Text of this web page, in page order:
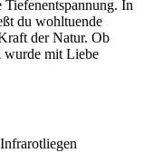
In
du wohltuende
der Natur. Ob
wurde mit Liebe